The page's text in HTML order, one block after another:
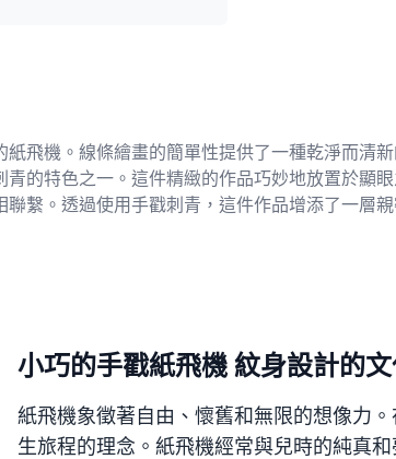
飛機。線條繪畫的簡單性提供了一種乾淨而清
的特色之一。這件精緻的作品巧妙地放置於顯
繫。透過使用手戳刺青，這件作品增添了一層
小巧的手戳紙飛機 紋身設計的
紙飛機象徵著自由、懷舊和無限的想像力
生旅程的理念。紙飛機經常與兒時的純真